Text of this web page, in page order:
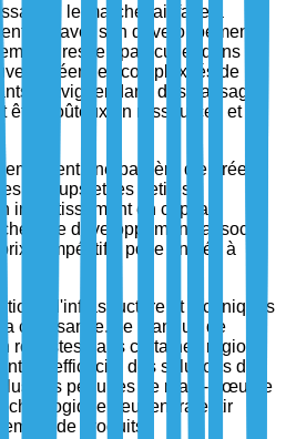
le marché fait face à
entraver son développement
en particulier dans les
créer des complexités de
Naviguer dans des paysages
être coûteux en ressources et
une barrière d'entrée
startups et les petites
investissement en capital
et le développement, associé
compétitifs, pose un défi à
d'infrastructure et techniques
croissance. Le manque de
robustes dans certaines régions
et l'efficacité des solutions de
les pénuries de main-d'œuvre
peuvent ralentir
de produits.